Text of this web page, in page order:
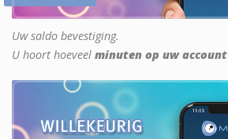
Uw saldo bevestiging.
U hoort hoeveel minuten op uw account